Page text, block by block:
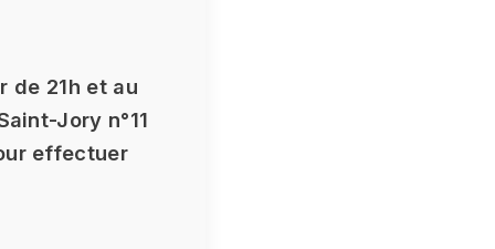
de 21h et au
Jory n°11
effectuer